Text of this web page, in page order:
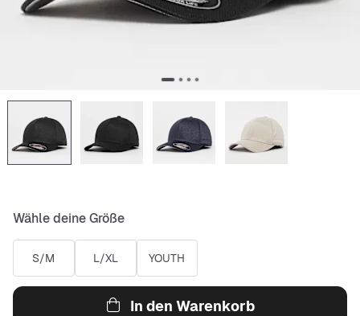
Wähle deine Größe
S/M L/XL YOUTH
In den Warenkorb